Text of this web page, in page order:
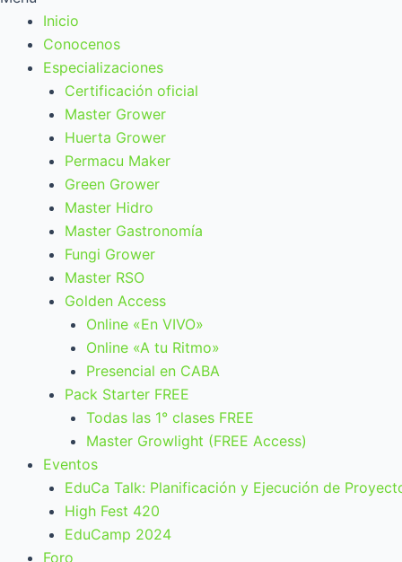
Inicio
Conocenos
Especializaciones
Certificación oficial
Master Grower
Huerta Grower
Permacu Maker
Green Grower
Master Hidro
Master Gastronomía
Fungi Grower
Master RSO
Golden Access
Online «En VIVO»
Online «A tu Ritmo»
Presencial en CABA
Pack Starter FREE
Todas las 1° clases FREE
Master Growlight (FREE Access)
Eventos
EduCa Talk: Planificación y Ejecución de
High Fest 420
EduCamp 2024
Foro